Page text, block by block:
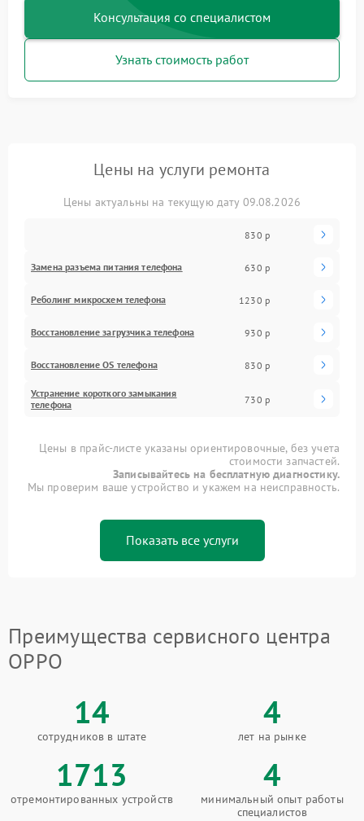
Консультация со специалистом
Узнать стоимость работ
Цены на услуги ремонта
Цены актуальны на текущую дату 09.08.2026
830 р
Замена разъема питания телефона 630 р
Реболинг микросхем телефона 1230 р
Восстановление загрузчика телефона 930 р
Восстановление OS телефона 830 р
Устранение короткого замыкания
телефона
730 р
Цены в прайс-листе указаны ориентировочные, без учета
стоимости запчастей.
Записывайтесь на бесплатную диагностику.
Мы проверим ваше устройство и укажем на неисправность.
Показать все услуги
Преимущества сервисного центра
OPPO
14
сотрудников в штате
4
лет на рынке
1713
отремонтированных устройств
4
минимальный опыт работы
специалистов